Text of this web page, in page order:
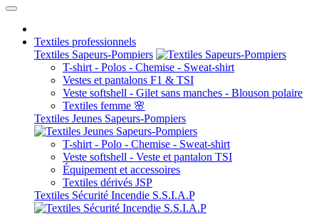
Textiles professionnels
Textiles Sapeurs-Pompiers
T-shirt - Polos - Chemise - Sweat-shirt
Vestes et pantalons F1 & TSI
Veste softshell - Gilet sans manches - Blouson polaire
Textiles femme 🌸
Textiles Jeunes Sapeurs-Pompiers
T-shirt - Polo - Chemise - Sweat-shirt
Veste softshell - Veste et pantalon TSI
Équipement et accessoires
Textiles dérivés JSP
Textiles Sécurité Incendie S.S.I.A.P